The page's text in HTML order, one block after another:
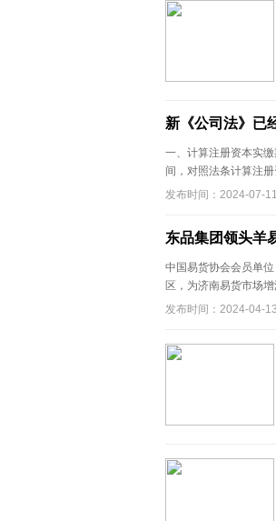
新《公司法》已
一、计算注册资本实
间，对照法条计算注
发布时间：2024-07-11
东品集团领头羊
中国易货协会会员单
区，为济南易货市场
发布时间：2024-04-13